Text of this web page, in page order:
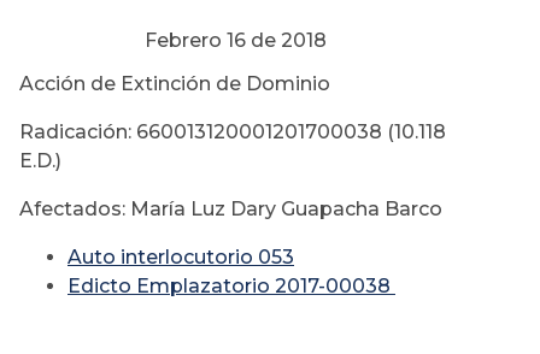
Febrero 16 de 2018
Acción de Extinción de Dominio
Radicación: 660013120001201700038 (10.118
E.D.)
Afectados: María Luz Dary Guapacha Barco
Auto interlocutorio 053
Edicto Emplazatorio 2017-00038